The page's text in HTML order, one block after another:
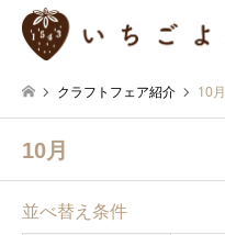
クラフトフェア紹介 10月
10月
並べ替え条件